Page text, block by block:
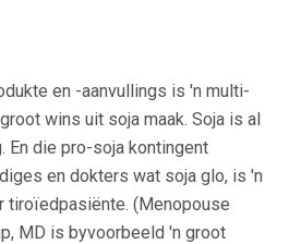
en -aanvullings is 'n multi-
wins uit soja maak. Soja is al
En die pro-soja kontingent
en dokters wat soja glo, is 'n
(Menopouse
MD is byvoorbeeld 'n groot